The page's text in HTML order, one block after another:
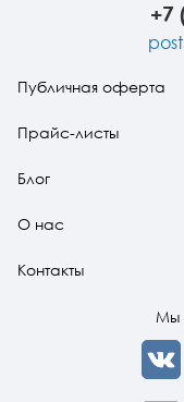
+7
Публичная оферта
Прайс-листы
Блог
О нас
Контакты
Мы
VK